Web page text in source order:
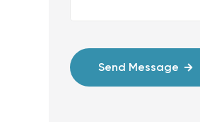
Send Message